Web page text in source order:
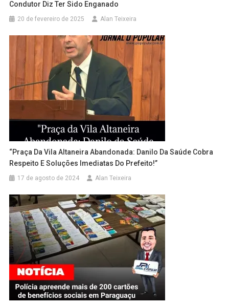
Condutor Diz Ter Sido Enganado
20 de fevereiro de 2025 Alan Teixeira
“Praça Da Vila Altaneira Abandonada: Danilo Da Saúde Cobra
Respeito E Soluções Imediatas Do Prefeito!”
17 de agosto de 2024 Alan Teixeira